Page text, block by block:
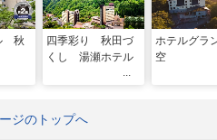
秋
四季彩り 秋田づ
くし 湯瀬ホテル
ホテルグラ
空
ジのトップへ